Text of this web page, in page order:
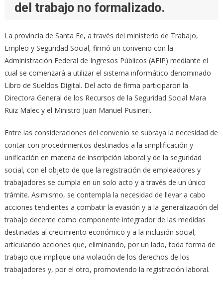
del trabajo no formalizado.
La provincia de Santa Fe, a través del ministerio de Trabajo,
Empleo y Seguridad Social, firmó un convenio con la
Administración Federal de Ingresos Públicos (AFIP) mediante el
cual se comenzará a utilizar el sistema informático denominado
Libro de Sueldos Digital. Del acto de firma participaron la
Directora General de los Recursos de la Seguridad Social Mara
Ruiz Malec y el Ministro Juan Manuel Pusineri.
Entre las consideraciones del convenio se subraya la necesidad de
contar con procedimientos destinados a la simplificación y
unificación en materia de inscripción laboral y de la seguridad
social, con el objeto de que la registración de empleadores y
trabajadores se cumpla en un solo acto y a través de un único
trámite. Asimismo, se contempla la necesidad de llevar a cabo
acciones tendientes a combatir la evasión y a la generalización del
trabajo decente como componente integrador de las medidas
destinadas al crecimiento económico y a la inclusión social,
articulando acciones que, eliminando, por un lado, toda forma de
trabajo que implique una violación de los derechos de los
trabajadores y, por el otro, promoviendo la registración laboral.